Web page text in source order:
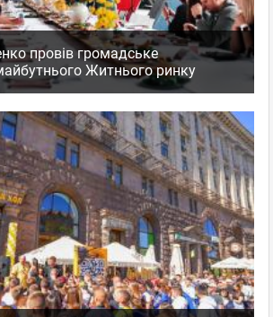
провів громадське
Житнього ринку